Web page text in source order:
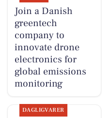
Join a Danish
greentech
company to
innovate drone
electronics for
global emissions
monitoring
DAGLIGVARER